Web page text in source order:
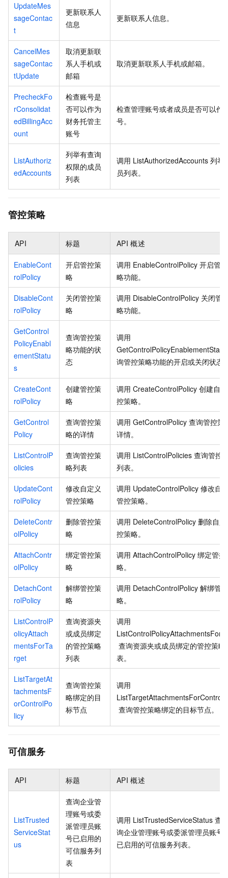
UpdateMes
sageContac
t
更新联系人
信息
更新联系人信息。
CancelMes
sageContac
tUpdate
取消更新联
系人手机或
邮箱
取消更新联系人手机或邮箱。
PrecheckFo
rConsolidat
edBillingAcc
ount
检查账号是
否可以作为
财务托管主
账号
检查管理账号或者成员是否可以作
号。
ListAuthoriz
edAccounts
列举有查询
权限的成员
列表
调用 ListAuthorizedAccounts 列举
员列表。
管控策略
API 标题 API 概述
EnableCont
rolPolicy
开启管控策
略
调用 EnableControlPolicy 开启管
略功能。
DisableCont
rolPolicy
关闭管控策
略
调用 DisableControlPolicy 关闭管
略功能。
GetControl
PolicyEnabl
ementStatu
s
查询管控策
略功能的状
态
调用
询管控策略功能的开启或关闭状态
CreateCont
rolPolicy
创建管控策
略
调用 CreateControlPolicy 创建自
控策略。
GetControl
Policy
查询管控策
略的详情
调用 GetControlPolicy 查询管控策
详情。
ListControlP
olicies
查询管控策
略列表
调用 ListControlPolicies 查询管控
列表。
UpdateCont
rolPolicy
修改自定义
管控策略
调用 UpdateControlPolicy 修改自
管控策略。
DeleteContr
olPolicy
删除管控策
略
调用 DeleteControlPolicy 删除自
控策略。
AttachContr
olPolicy
绑定管控策
略
调用 AttachControlPolicy 绑定管控
略。
DetachCont
rolPolicy
解绑管控策
略
调用 DetachControlPolicy 解绑管
略。
ListControlP
olicyAttach
mentsForTa
rget
查询资源夹
或成员绑定
的管控策略
列表
调用
查询资源夹或成员绑定的管控策略
表。
ListTargetAt
tachmentsF
orControlPo
licy
查询管控策
略绑定的目
标节点
调用
查询管控策略绑定的目标节点。
可信服务
API 标题 API 概述
ListTrusted
ServiceStat
us
查询企业管
理账号或委
派管理员账
号已启用的
可信服务列
表
调用 ListTrustedServiceStatus 查
询企业管理账号或委派管理员账号
已启用的可信服务列表。